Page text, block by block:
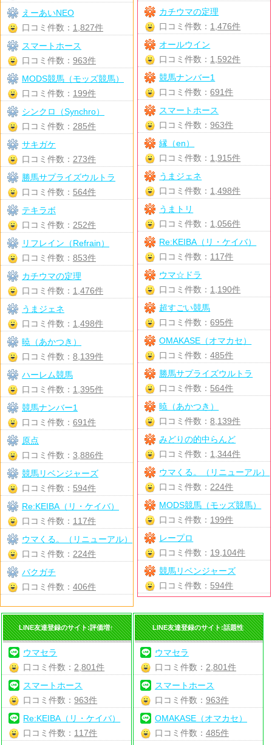
カチウマの定理
口コミ件数： 1,476件
オールウイン
口コミ件数： 1,592件
競馬ナンバー1
口コミ件数：691件
スマートホース
口コミ件数：963件
縁（en）
口コミ件数： 1,915件
うまジェネ
口コミ件数： 1,498件
うまトリ
口コミ件数： 1,056件
Re:KEIBA（リ・ケイバ）
口コミ件数： 117件
ウマ☆ドラ
口コミ件数： 1,190件
超すごい競馬
口コミ件数：695件
OMAKASE（オマカセ）
口コミ件数：485件
勝馬サプライズウルトラ
口コミ件数： 564件
暁（あかつき）
口コミ件数：8,139件
みどりの的中らんど
口コミ件数： 1,344件
ウマくる。（リニューアル）
口コミ件数： 224件
MODS競馬（モッズ競馬）
口コミ件数： 199件
レープロ
口コミ件数： 19,104件
競馬リベンジャーズ
口コミ件数： 594件
えーあいNEO
口コミ件数： 1,827件
スマートホース
口コミ件数： 963件
MODS競馬（モッズ競馬）
口コミ件数： 199件
シンクロ（Synchro）
口コミ件数： 285件
サキガケ
口コミ件数： 273件
勝馬サプライズウルトラ
口コミ件数： 564件
テキラボ
口コミ件数： 252件
リフレイン（Refrain）
口コミ件数： 853件
カチウマの定理
口コミ件数： 1,476件
うまジェネ
口コミ件数： 1,498件
暁（あかつき）
口コミ件数： 8,139件
ハーレム競馬
口コミ件数： 1,395件
競馬ナンバー1
口コミ件数： 691件
原点
口コミ件数： 3,886件
競馬リベンジャーズ
口コミ件数： 594件
Re:KEIBA（リ・ケイバ）
口コミ件数： 117件
ウマくる。（リニューアル）
口コミ件数： 224件
バクガチ
口コミ件数： 406件
LINE友達登録のサイト:評価増↑
ウマセラ
口コミ件数： 2,801件
スマートホース
口コミ件数：963件
Re:KEIBA（リ・ケイバ）
口コミ件数： 117件
LINE友達登録のサイト:話題性
ウマセラ
口コミ件数： 2,801件
スマートホース
口コミ件数： 963件
OMAKASE（オマカセ）
口コミ件数： 485件